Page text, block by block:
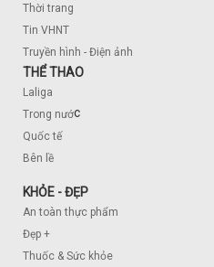
Thời trang
Tin VHNT
Truyền hình - Điện ảnh
THỂ THAO
Laliga
Trong nước
Quốc tế
Bên lề
KHỎE - ĐẸP
An toàn thực phẩm
Đẹp +
Thuốc & Sức khỏe